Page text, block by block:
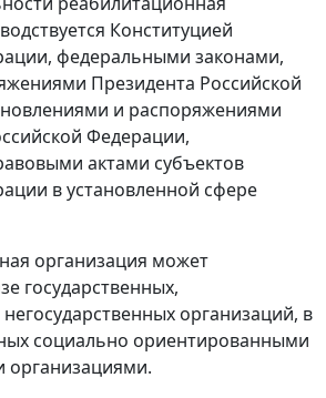
Конституцией
федеральными законами,
Президента Российской
и распоряжениями
Федерации,
актами субъектов
в установленной сфере
организация может
государственных,
организаций, в
социально ориентированными
организациями.